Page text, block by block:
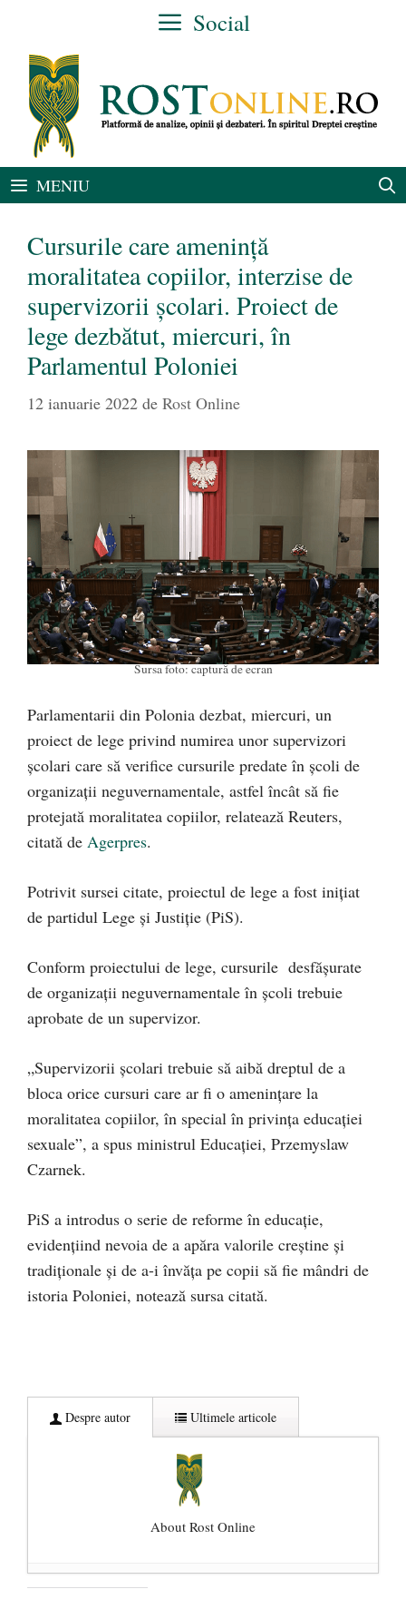
conținut
Social
MENIU
Cursurile care amenință
moralitatea copiilor, interzise de
supervizorii școlari. Proiect de
lege dezbătut, miercuri, în
Parlamentul Poloniei
12 ianuarie 2022 de Rost Online
Sursa foto: captură de ecran
Parlamentarii din Polonia dezbat, miercuri, un
proiect de lege privind numirea unor supervizori
școlari care să verifice cursurile predate în școli de
organizații neguvernamentale, astfel încât să fie
protejată moralitatea copiilor, relatează Reuters,
citată de Agerpres.
Potrivit sursei citate, proiectul de lege a fost inițiat
de partidul Lege şi Justiţie (PiS).
Conform proiectului de lege, cursurile desfăşurate
de organizaţii neguvernamentale în şcoli trebuie
aprobate de un supervizor.
„Supervizorii şcolari trebuie să aibă dreptul de a
bloca orice cursuri care ar fi o ameninţare la
moralitatea copiilor, în special în privinţa educaţiei
sexuale”, a spus ministrul Educației, Przemyslaw
Czarnek.
PiS a introdus o serie de reforme în educaţie,
evidenţiind nevoia de a apăra valorile creştine şi
tradiţionale şi de a-i învăţa pe copii să fie mândri de
istoria Poloniei, notează sursa citată.
Despre autor Ultimele articole
About Rost Online
Dezvăluiri cutremurătoare despre